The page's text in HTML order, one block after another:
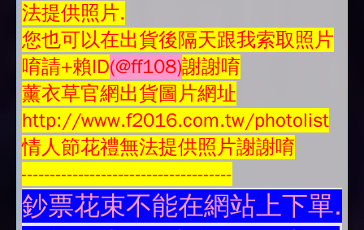
法提供照片.
您也可以在出貨後隔天跟我索取照片
唷請+賴ID(@ff108)謝謝唷
薰衣草官網出貨圖片網址
http://www.f2016.com.tw/photolist
情人節花禮無法提供照片謝謝唷
-------------------------------------
鈔票花束不能在網站上下單.